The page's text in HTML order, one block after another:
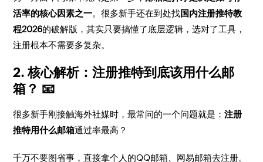
活率的核心因素之一。很多新手还在到处找国内注册推特教
程2026的破解版，其实只要搞懂了底层逻辑，选对了工具，
注册根本不需要多复杂。
2. 核心解析：注册推特到底该用什么邮
箱？ 📧
很多新手刚接触海外社媒时，最常问的一个问题就是：注册
推特用什么邮箱通过率最高？
千万不要图省事，直接拿个人的QQ邮箱、网易邮箱去注册。